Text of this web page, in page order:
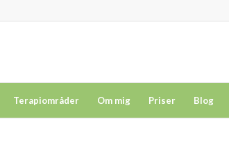
Terapiområder Om mig Priser Blog